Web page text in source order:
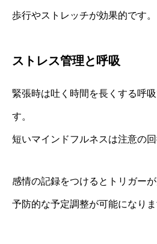
歩行やストレッチが効果的です。
ストレス管理と呼吸
緊張時は吐く時間を長くする呼
す。
短いマインドフルネスは注意の回
感情の記録をつけるとトリガーが
予防的な予定調整が可能になりま